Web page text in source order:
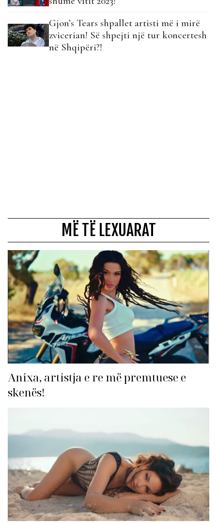
Gjon’s Tears shpallet artisti më i mirë
zvicerian! Së shpejti një tur koncertesh
në Shqipëri?!
MË TË LEXUARAT
Anixa, artistja e re më premtuese e
skenës!